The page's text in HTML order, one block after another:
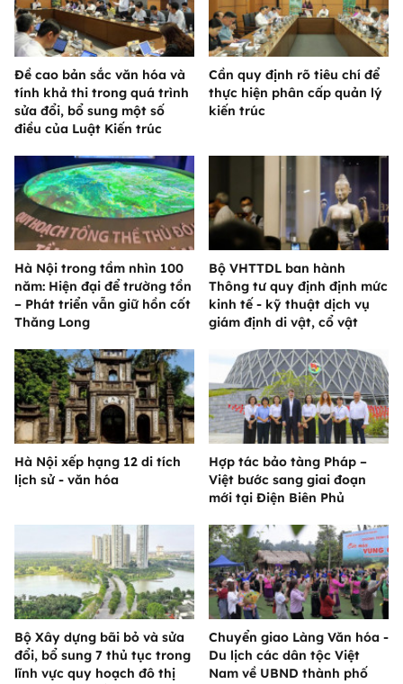
Đề cao bản sắc văn hóa và
tính khả thi trong quá trình
sửa đổi, bổ sung một số
điều của Luật Kiến trúc
Cần quy định rõ tiêu chí để
thực hiện phân cấp quản lý
kiến trúc
Hà Nội trong tầm nhìn 100
năm: Hiện đại để trường tồn
– Phát triển vẫn giữ hồn cốt
Thăng Long
Bộ VHTTDL ban hành
Thông tư quy định định mức
kinh tế - kỹ thuật dịch vụ
giám định di vật, cổ vật
Hà Nội xếp hạng 12 di tích
lịch sử - văn hóa
Hợp tác bảo tàng Pháp –
Việt bước sang giai đoạn
mới tại Điện Biên Phủ
Bộ Xây dựng bãi bỏ và sửa
đổi, bổ sung 7 thủ tục trong
lĩnh vực quy hoạch đô thị
Chuyển giao Làng Văn hóa -
Du lịch các dân tộc Việt
Nam về UBND thành phố